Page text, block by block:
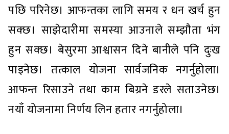
पछि परिनेछ। आफन्तका लागि समय र धन खर्च हुन
सक्छ। साझेदारीमा समस्या आउनाले सम्झौता भंग
हुन सक्छ। बेसुरमा आश्वासन दिने बानीले पनि दुःख
पाइनेछ। तत्काल योजना सार्वजनिक नगर्नुहोला।
आफन्त रिसाउने तथा काम बिग्रने डरले सताउनेछ।
नयाँ योजनामा निर्णय लिन हतार नगर्नुहोला।